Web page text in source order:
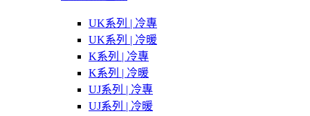
UK系列 | 冷專
UK系列 | 冷暖
K系列 | 冷專
K系列 | 冷暖
UJ系列 | 冷專
UJ系列 | 冷暖